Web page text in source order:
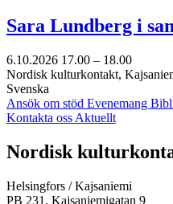
Sara Lundberg i
6.10.2026 17.00 – 18.00
Nordisk kulturkontakt,
Svenska
Ansök om stöd Evenemang
Kontakta oss Aktuellt
Facebook:
Öppnas
en
Instagram:
Öppnas
en
TikTok:
Öppnas
en
Youtube:
Öppnas
en
Vimeo:
Öppnas
en
Nordisk
Helsingfors / Kajsaniemi
PB 231, Kajsaniemigatan 9